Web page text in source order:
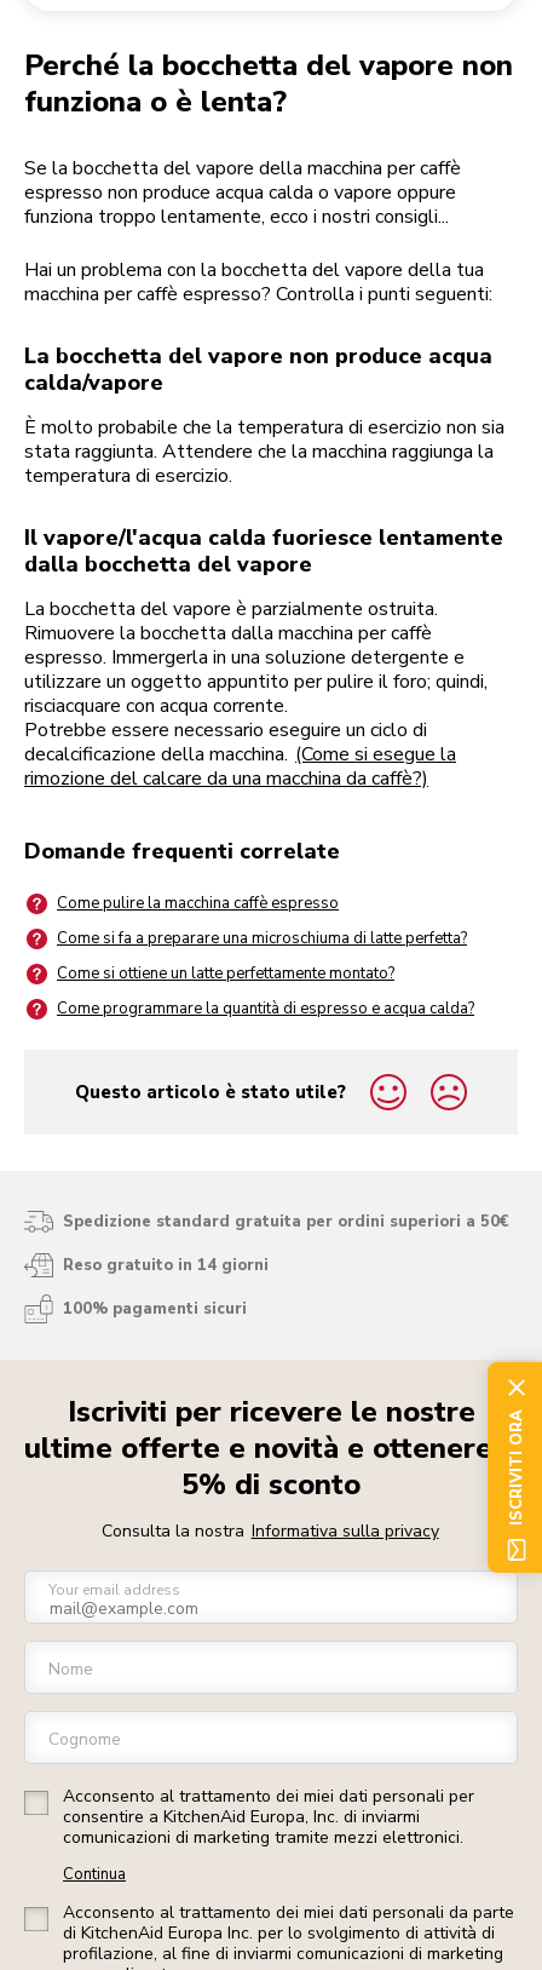
Perché la bocchetta del vapore non
funziona o è lenta?
Se la bocchetta del vapore della macchina per caffè
espresso non produce acqua calda o vapore oppure
funziona troppo lentamente, ecco i nostri consigli...
Hai un problema con la bocchetta del vapore della tua
macchina per caffè espresso? Controlla i punti seguenti:
La bocchetta del vapore non produce acqua
calda/vapore
È molto probabile che la temperatura di esercizio non sia
stata raggiunta. Attendere che la macchina raggiunga la
temperatura di esercizio.
Il vapore/l'acqua calda fuoriesce lentamente
dalla bocchetta del vapore
La bocchetta del vapore è parzialmente ostruita.
Rimuovere la bocchetta dalla macchina per caffè
espresso. Immergerla in una soluzione detergente e
utilizzare un oggetto appuntito per pulire il foro; quindi,
risciacquare con acqua corrente.
Potrebbe essere necessario eseguire un ciclo di
decalcificazione della macchina. (Come si esegue la
rimozione del calcare da una macchina da caffè?)
Domande frequenti correlate
Come pulire la macchina caffè espresso
Come si fa a preparare una microschiuma di latte perfetta?
Come si ottiene un latte perfettamente montato?
Come programmare la quantità di espresso e acqua calda?
Questo articolo è stato utile?
yes
no
Spedizione standard gratuita per ordini superiori a 50€
Reso gratuito in 14 giorni
100% pagamenti sicuri
Iscriviti per ricevere le nostre
ultime offerte e novità e ottenere il
5% di sconto
Consulta la nostra Informativa sulla privacy
Your email address
Nome
Cognome
Acconsento al trattamento dei miei dati personali per
consentire a KitchenAid Europa, Inc. di inviarmi
comunicazioni di marketing tramite mezzi elettronici.
Continua
Acconsento al trattamento dei miei dati personali da parte
di KitchenAid Europa Inc. per lo svolgimento di attività di
profilazione, al fine di inviarmi comunicazioni di marketing
ISCRIVITI ORA